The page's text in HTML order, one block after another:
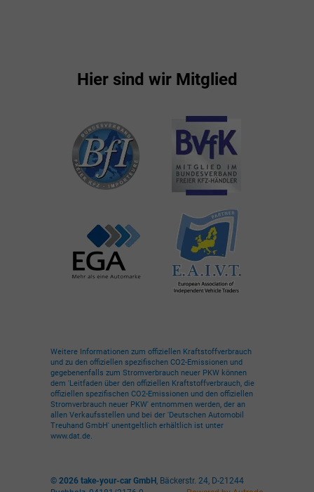
Hier sind wir Mitglied
Weitere Informationen zum offiziellen Kraftstoffverbrauch
und zu den offiziellen spezifischen CO2-Emissionen und
gegebenenfalls zum Stromverbrauch neuer PKW können
dem 'Leitfaden über den offiziellen Kraftstoffverbrauch, die
offiziellen spezifischen CO2-Emissionen und den offiziellen
Stromverbrauch neuer PKW' entnommen werden, der an
allen Verkaufsstellen und bei der 'Deutschen Automobil
Treuhand GmbH' unentgeltlich erhältlich ist unter
www.dat.de.
© 2026 take-your-car GmbH , Bäckerstr. 24, D-21244